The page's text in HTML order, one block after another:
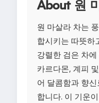
About 원
원 마살라 차는
합시키는 따뜻하
강렬한 검은 차
카르다몬, 계피
어 달콤함과 향
합니다. 이 기운